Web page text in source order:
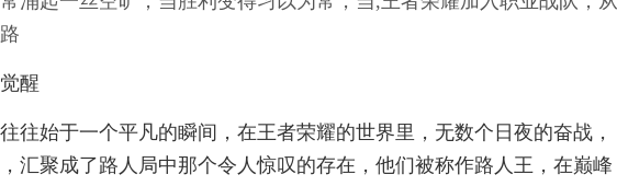
醒
往始于一个平凡的瞬间，在王者荣耀的世界里，无数个日夜的奋战，
汇聚成了路人局中那个令人惊叹的存在，他们被称作路人王，在巅峰